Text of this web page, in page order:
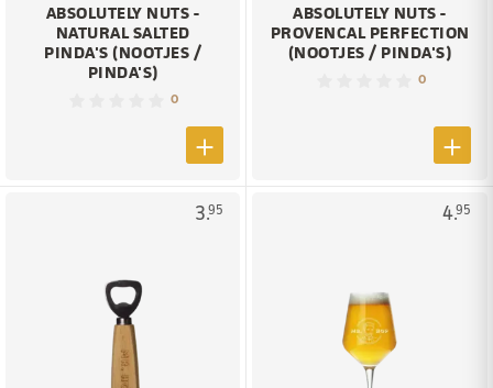
ABSOLUTELY NUTS -
NATURAL SALTED
PINDA'S (NOOTJES /
PINDA'S)
0
ABSOLUTELY NUTS -
PROVENCAL PERFECTION
(NOOTJES / PINDA'S)
0
3.95 4.95